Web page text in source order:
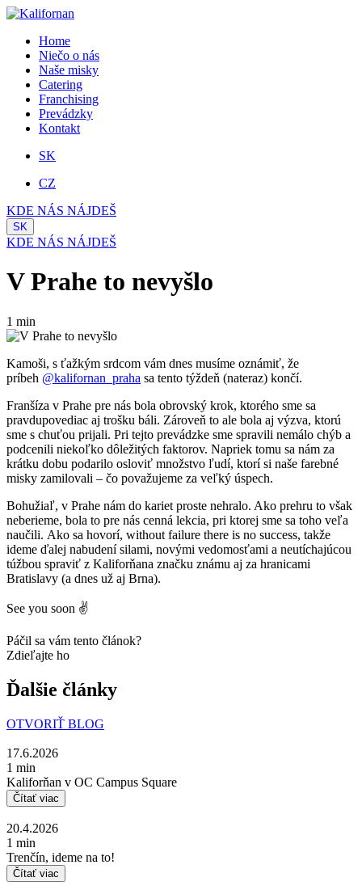
Home
Niečo o nás
Naše misky
Catering
Franchising
Prevádzky
Kontakt
SK
CZ
KDE NÁS NÁJDEŠ
SK
KDE NÁS NÁJDEŠ
V Prahe to nevyšlo
1 min
Kamoši, s ťažkým srdcom vám dnes musíme oznámiť, že
príbeh @kalifornan_praha sa tento týždeň (nateraz) končí.
Franšíza v Prahe pre nás bola obrovský krok, ktorého sme sa
pravdupovediac aj trošku báli. Zároveň to ale bola aj výzva, ktorú
sme s chuťou prijali. Pri tejto prevádzke sme spravili nemálo chýb a
podcenili niekoľko dôležitých faktorov. Napriek tomu sa nám za
krátku dobu podarilo osloviť množstvo ľudí, ktorí si naše farebné
misky zamilovali – čo považujeme za veľký úspech.
Bohužiaľ, v Prahe nám do kariet proste nehralo. Ako prehru to však
neberieme, bola to pre nás cenná lekcia, pri ktorej sme sa toho veľa
naučili. Ako sa hovorí, without failure there is no success, takže
ideme ďalej nabudení silami, novými vedomosťami a neutíchajúcou
túžbou spraviť z Kaliforňana značku známu aj za hranicami
Bratislavy (a dnes už aj Brna).
See you soon ✌️
Páčil sa vám tento článok?
Zdieľajte ho
Ďalšie články
OTVORIŤ BLOG
17.6.2026
1 min
Kaliforňan v OC Campus Square
Čítať viac
20.4.2026
1 min
Trenčín, ideme na to!
Čítať viac